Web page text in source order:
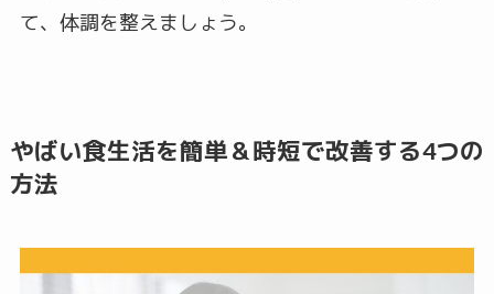
て、体調を整えましょう。
やばい食生活を簡単＆時短で改善する4つの
方法